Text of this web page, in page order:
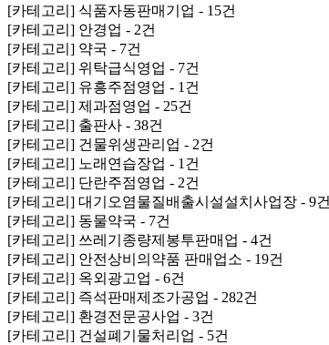
[카테고리] 식품자동판매기업 - 15건
[카테고리] 안경업 - 2건
[카테고리] 약국 - 7건
[카테고리] 위탁급식영업 - 7건
[카테고리] 유흥주점영업 - 1건
[카테고리] 제과점영업 - 25건
[카테고리] 출판사 - 38건
[카테고리] 건물위생관리업 - 2건
[카테고리] 노래연습장업 - 1건
[카테고리] 단란주점영업 - 2건
[카테고리] 대기오염물질배출시설설치사업장 - 9건
[카테고리] 동물약국 - 7건
[카테고리] 쓰레기종량제봉투판매업 - 4건
[카테고리] 안전상비의약품 판매업소 - 19건
[카테고리] 옥외광고업 - 6건
[카테고리] 즉석판매제조가공업 - 282건
[카테고리] 환경전문공사업 - 3건
[카테고리] 건설폐기물처리업 - 5건